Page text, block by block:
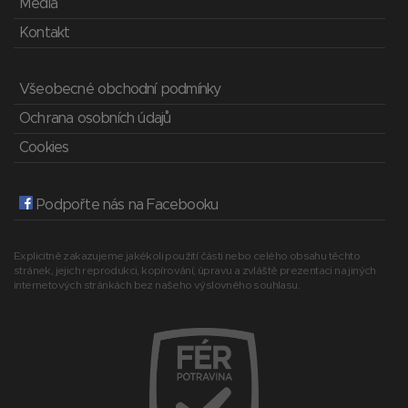
Média
Kontakt
Všeobecné obchodní podmínky
Ochrana osobních údajů
Cookies
Podpořte nás na Facebooku
Explicitně zakazujeme jakékoli použití části nebo celého obsahu těchto
stránek, jejich reprodukci, kopírování, úpravu a zvláště prezentaci na jiných
internetových stránkách bez našeho výslovného souhlasu.